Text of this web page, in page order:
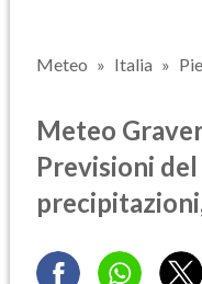
Meteo Italia
Meteo
Previsioni